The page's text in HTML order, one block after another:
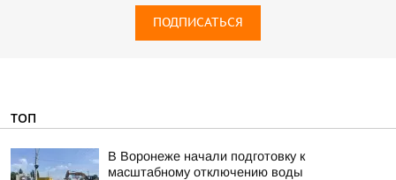
ПОДПИСАТЬСЯ
ТОП
В Воронеже начали подготовку к
масштабному отключению воды